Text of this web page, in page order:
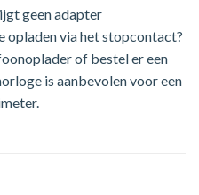
geen adapter
opladen via het stopcontact?
of bestel er een
is aanbevolen voor een